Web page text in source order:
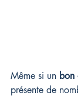
Même si un bon
présente de